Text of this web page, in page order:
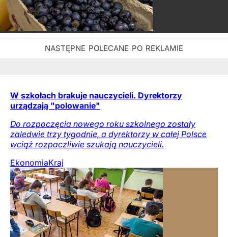
W szkołach brakuje nauczycieli. Dyrektorzy
urządzają "polowanie"
Do rozpoczęcia nowego roku szkolnego zostały
zaledwie trzy tygodnie, a dyrektorzy w całej Polsce
wciąż rozpaczliwie szukają nauczycieli.
EkonomiaKraj